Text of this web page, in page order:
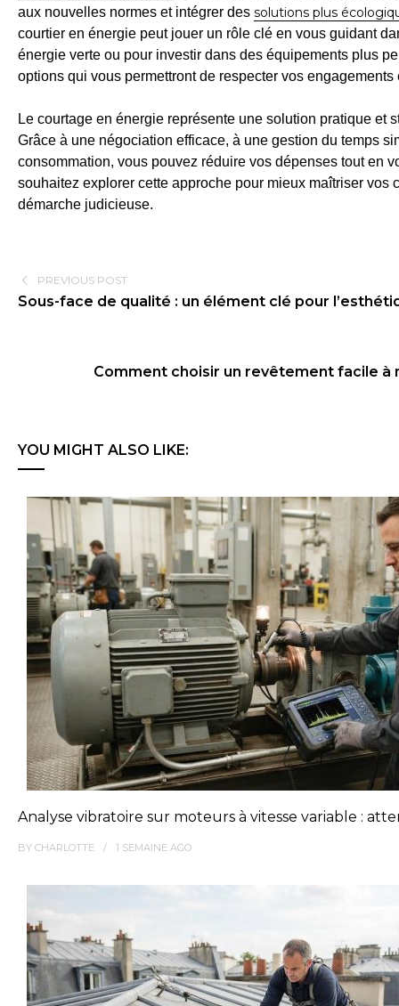
aux nouvelles normes et intégrer des solutions plus
courtier en énergie peut jouer un rôle clé en vous guidant
énergie verte ou pour investir dans des équipements plus
options qui vous permettront de respecter vos
Le courtage en énergie représente une solution pratique et
Grâce à une négociation efficace, à une gestion du temps
consommation, vous pouvez réduire vos dépenses tout en
souhaitez explorer cette approche pour mieux maîtriser vos
démarche judicieuse.
PREVIOUS POST
Sous-face de qualité : un élément clé pour
Comment choisir un revêtement facile
YOU MIGHT ALSO LIKE:
Analyse vibratoire sur moteurs à vitesse variable :
BY CHARLOTTE 1 SEMAINE AGO